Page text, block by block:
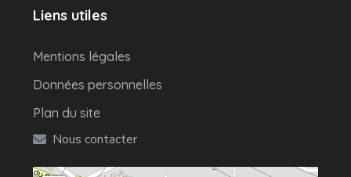
Liens utiles
Mentions légales
Données personnelles
Plan du site
Nous contacter